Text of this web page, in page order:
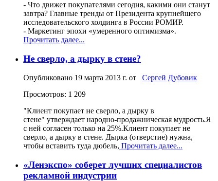
- Что движет покупателями сегодня, какими они станут
завтра? Главные тренды от Президента крупнейшего
исследовательского холдинга в России РОМИР.
- Маркетинг эпохи «умеренного оптимизма».
Прочитать далее...
Не сверло, а дырку в стене?
Опубликовано 19 марта 2013 г. от Сергей Дубовик
Просмотров: 1 209
"Клиент покупает не сверло, а дырку в
стене" утверждает народно-продажническая мудрость.Я
с ней согласен только на 25%.Клиент покупает не
сверло, а дырку в стене. Дырка (отверстие) нужна,
чтобы вставить туда дюбель, Прочитать далее...
«Ленэкспо» соберет лучших специалистов
рекламной индустрии